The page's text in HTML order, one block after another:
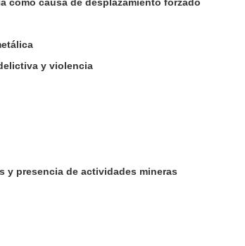
y violencia
y presencia de actividades mineras